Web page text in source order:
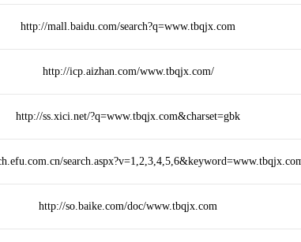
http://mall.baidu.com/search?q=www.tbqjx.com
http://icp.aizhan.com/www.tbqjx.com/
http://ss.xici.net/?q=www.tbqjx.com&charset=gbk
http://so.baike.com/doc/www.tbqjx.com